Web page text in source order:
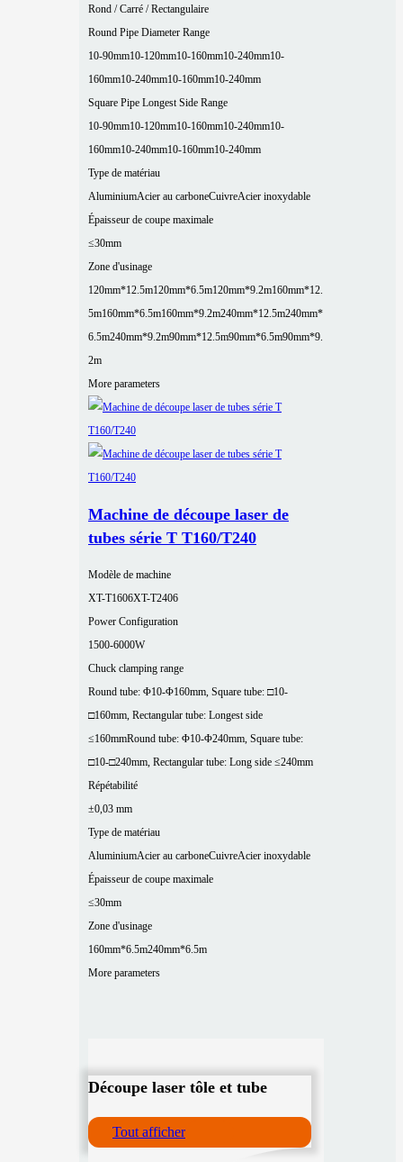
Rond / Carré / Rectangulaire
Round Pipe Diameter Range
10-90mm10-120mm10-160mm10-240mm10-
160mm10-240mm10-160mm10-240mm
Square Pipe Longest Side Range
10-90mm10-120mm10-160mm10-240mm10-
160mm10-240mm10-160mm10-240mm
Type de matériau
AluminiumAcier au carboneCuivreAcier inoxydable
Épaisseur de coupe maximale
≤30mm
Zone d'usinage
120mm*12.5m120mm*6.5m120mm*9.2m160mm*12.
5m160mm*6.5m160mm*9.2m240mm*12.5m240mm*
6.5m240mm*9.2m90mm*12.5m90mm*6.5m90mm*9.
2m
More parameters
Machine de découpe laser de
tubes série T T160/T240
Modèle de machine
XT-T1606XT-T2406
Power Configuration
1500-6000W
Chuck clamping range
Round tube: Φ10-Φ160mm, Square tube: □10-
□160mm, Rectangular tube: Longest side
≤160mmRound tube: Φ10-Φ240mm, Square tube:
□10-□240mm, Rectangular tube: Long side ≤240mm
Répétabilité
±0,03 mm
Type de matériau
AluminiumAcier au carboneCuivreAcier inoxydable
Épaisseur de coupe maximale
≤30mm
Zone d'usinage
160mm*6.5m240mm*6.5m
More parameters
Découpe laser tôle et tube
Tout afficher